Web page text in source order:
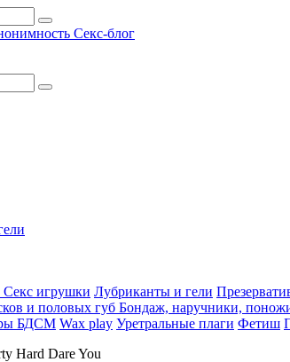
Секс-блог
Секс игрушки Лубриканты и гели
и половых губ Бондаж, наручники,
БДСМ Wax play Уретральные плаги Фетиш
Hard Dare You